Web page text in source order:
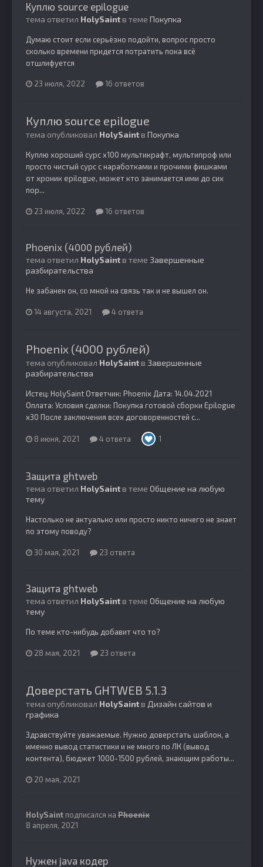
Куплю source epilogue
тема ответил HolySaintв теме Покупка
Думаю стоит если серьёзно подойти, вопрос просто
сколько времени придется потратить пока всё
отшлифуется
23 июля, 2022 16 ответов
Куплю source epilogue
тема опубликовал HolySaintв Покупка
Куплю хороший сурс х100 мультикрафт, мультипроф или
просто чистый сурс с наработками и прочими фишками
от хроник epilogue, может кто занимается ими до сих
пор...
23 июля, 2022 16 ответов
Phoenix (4000 рублей)
тема ответил HolySaintв теме Завершенные
разбирательства
Не забанен он, со мной на связь так и не вышел он.
14 августа, 2021 4 ответа
Phoenix (4000 рублей)
тема опубликовал HolySaintв Завершенные
разбирательства
Истец: HolySaint Ответчик: Phoenix Дата: 14.04.2021
Оплата: Условия сделки: Покупка готовой сборки Epilogue
х30 После заключения всех договоренностей с...
8 июня, 2021 4 ответа 1
Защита ghtweb
тема ответил HolySaintв теме Общение на любую
тему
Настолько не актуально или просто никто ничего не знает
по этому поводу?
30 мая, 2021 23 ответа
Защита ghtweb
тема ответил HolySaintв теме Общение на любую
тему
По теме кто-нибудь добавит что то?
28 мая, 2021 23 ответа
Доверстать GHTWEB 5.1.3
тема опубликовал HolySaintв Дизайн сайтов и
графика
Здравствуйте уважаемые. Нужно доверстать шаблон, а
именно вывод статистики и не много по ЛК (вывод
контента), бюджет 1000-1500 рублей, знающим работы...
20 мая, 2021
HolySaint подписался на Phoenix
8 апреля, 2021
Нужен java кодер